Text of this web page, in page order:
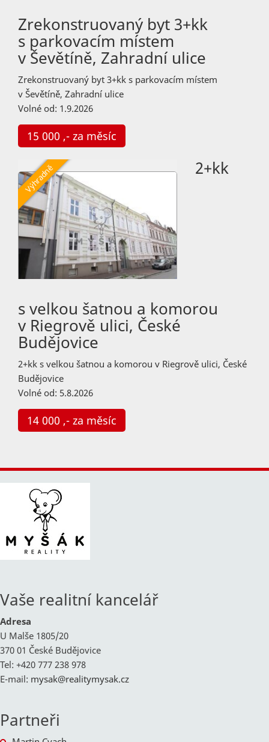
Zrekonstruovaný byt 3+kk
s parkovacím místem
v Ševětíně, Zahradní ulice
Zrekonstruovaný byt 3+kk s parkovacím místem
v Ševětíně, Zahradní ulice
Volné od: 1.9.2026
15 000 ,- za měsíc
2+kk
s velkou šatnou a komorou
v Riegrově ulici, České
Budějovice
2+kk s velkou šatnou a komorou v Riegrově ulici, České
Budějovice
Volné od: 5.8.2026
14 000 ,- za měsíc
Vaše realitní kancelář
Adresa
U Malše 1805/20
370 01 České Budějovice
Tel: +420 777 238 978
E-mail: mysak@realitymysak.cz
Partneři